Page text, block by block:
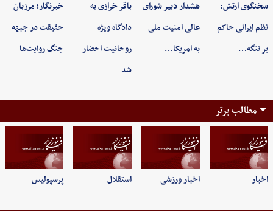
سخنگوی ارتش:
نظم ایرانی حاکم
بر تنگه…
هشدار دبیر شورای
عالی امنیت ملی
به امریکا…
باقر خرازی به
دادگاه ویژه
روحانیت احضار
شد
خبرنگار؛ مرزبان
حقیقت در جبهه
جنگ روایت‌ها
مطالب برتر
اخبار اخبار ورزشی استقلال پرسپولیس